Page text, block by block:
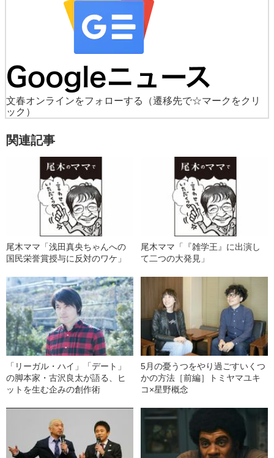
文春オンラインをフォローする
（遷移先で☆マークをクリ
ック）
関連記事
尾木ママ「浅田真央ちゃんへの
国民栄誉賞授与に反対のワケ」
尾木ママ「『雑学王』に出演し
て二つの大発見」
「リーガル・ハイ」「デート」
の脚本家・古沢良太が語る、ヒ
ットを生む企みの創作術
5月の憂うつをやり過ごすいくつ
かの方法［前編］トミヤマユキ
コ×星野概念